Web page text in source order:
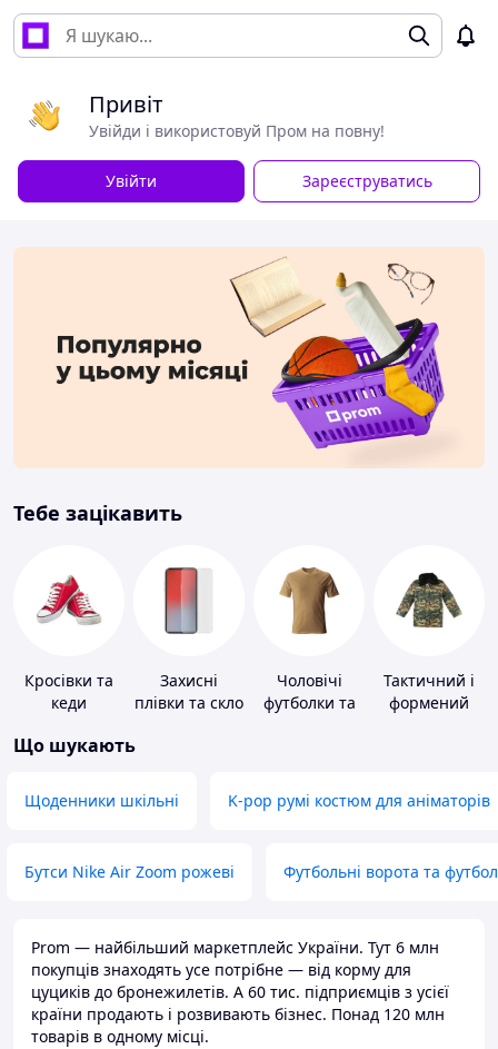
Привіт
Увійди і використовуй Пром на повну!
Увійти Зареєструватись
Тебе зацікавить
Кросівки та
кеди
Захисні
плівки та скло
Чоловічі
футболки та
Тактичний і
формений
Що шукають
Щоденники шкільні K-pop румі костюм для аніматорів
Бутси Nike Air Zoom рожеві Футбольні ворота та
Prom — найбільший маркетплейс України. Тут 6 млн
покупців знаходять усе потрібне — від корму для
цуциків до бронежилетів. А 60 тис. підприємців з усієї
країни продають і розвивають бізнес. Понад 120 млн
товарів в одному місці.